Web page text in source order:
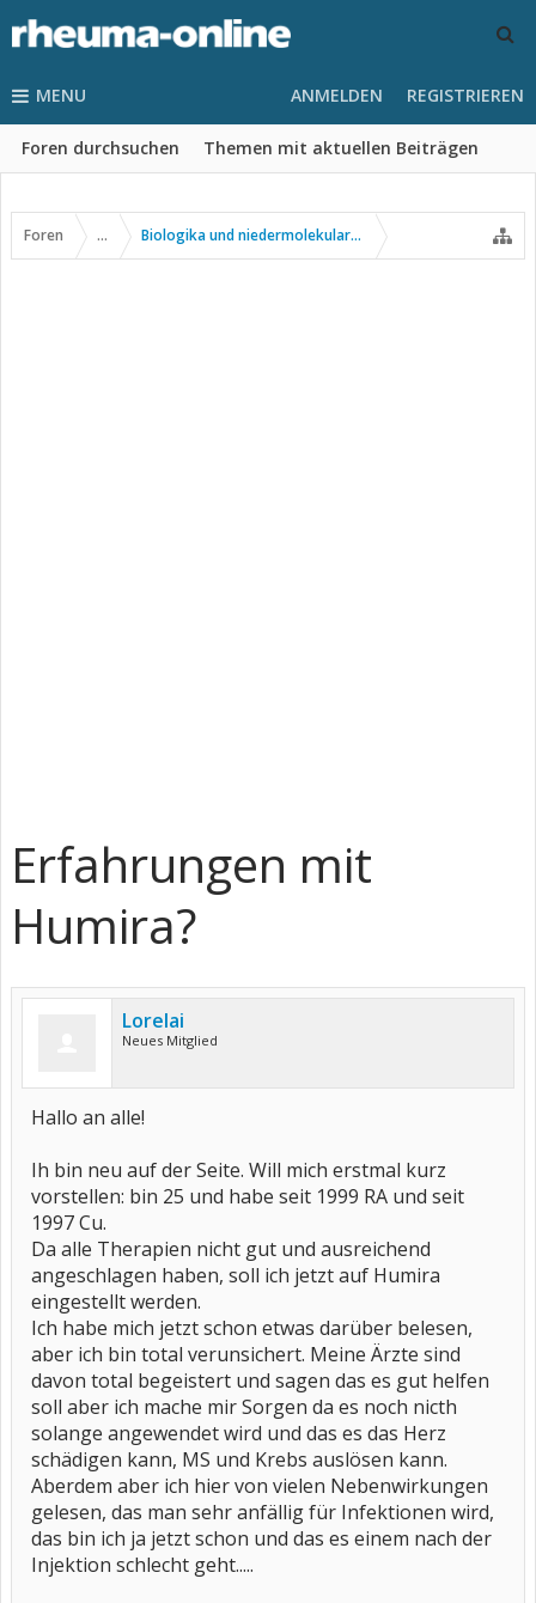
MENU
Foren durchsuchen Themen mit aktuellen Beiträgen
ANMELDEN REGISTRIEREN
Foren ... Biologika und niedermolekulare Wirkstoffe
Erfahrungen mit
Humira?
Lorelai
Neues Mitglied
Hallo an alle!
Ih bin neu auf der Seite. Will mich erstmal kurz
vorstellen: bin 25 und habe seit 1999 RA und seit
1997 Cu.
Da alle Therapien nicht gut und ausreichend
angeschlagen haben, soll ich jetzt auf Humira
eingestellt werden.
Ich habe mich jetzt schon etwas darüber belesen,
aber ich bin total verunsichert. Meine Ärzte sind
davon total begeistert und sagen das es gut helfen
soll aber ich mache mir Sorgen da es noch nicth
solange angewendet wird und das es das Herz
schädigen kann, MS und Krebs auslösen kann.
Aberdem aber ich hier von vielen Nebenwirkungen
gelesen, das man sehr anfällig für Infektionen wird,
das bin ich ja jetzt schon und das es einem nach der
Injektion schlecht geht.....